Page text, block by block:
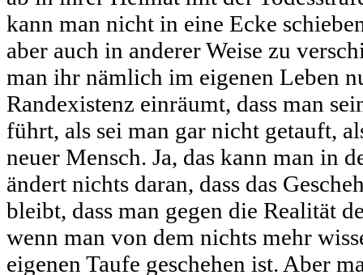
kann man nicht in eine Ecke
aber auch in anderer Weise zu
man ihr nämlich im eigenen Leben
Randexistenz einräumt, dass man
führt, als sei man gar nicht getauft,
neuer Mensch. Ja, das kann man in
ändert nichts daran, dass das
bleibt, dass man gegen die Realität
wenn man von dem nichts mehr
eigenen Taufe geschehen ist. Aber